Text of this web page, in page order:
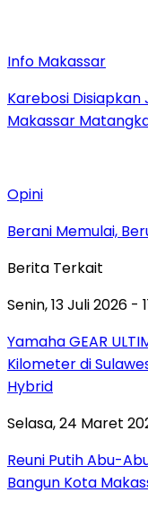
Info Makassar
Karebosi Disiapkan
Makassar
Opini
Berani Memulai,
Berita Terkait
Senin, 13 Juli 2026 -
Yamaha GEAR
Kilometer di
Hybrid
Selasa, 24 Maret
Reuni Putih Abu-
Bangun Kota